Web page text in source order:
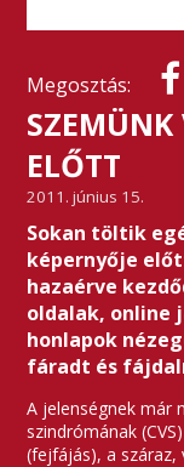
Megosztás:
SZEMÜNK
ELŐTT
2011. június 15.
Sokan töltik
képernyője
hazaérve
oldalak, online
honlapok
fáradt és
A jelenségnek már
szindrómának
(fejfájás), a száraz,